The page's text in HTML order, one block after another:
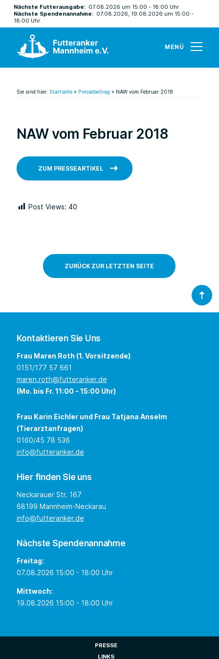
Nächste Futterausgabe: 07.08.2026 um 15:00 - 18:00 Uhr
Nächste Spendenannahme: 07.08.2026, 19.08.2026 um 15:00 -
18:00 Uhr
MENÜ
Sie sind hier: Startseite» Pressebeitrag » NAW vom Februar 2018
NAW vom Februar 2018
ZUM PRESSEARTIKEL
Post Views: 40
ZURÜCK ZUR LETZTEN SEITE
Kontaktieren Sie Uns
Frau Maren Roth (1. Vorsitzende)
0151/177 57 661
maren.roth@futteranker.de
(Mo. bis Fr. 11:00 - 15:00 Uhr)
Frau Karin Eichler und Frau Tatjana Anselm
(Tierarztanfragen)
0160/45 78 536
info@futteranker.de
Hier finden Sie uns
Neckarauer Str. 167
68199 Mannheim-Neckarau
info@futteranker.de
Nächste Spendenannahme
Freitag:
07.08.2026 15:00 - 18:00 Uhr
Mittwoch:
19.08.2026 15:00 - 18:00 Uhr
PRESSE
LINKS